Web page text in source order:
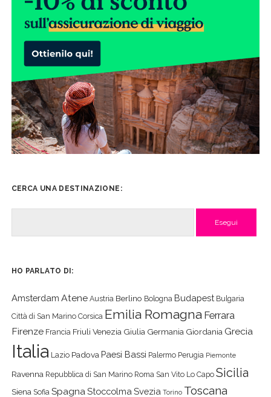
CERCA UNA DESTINAZIONE:
HO PARLATO DI:
Amsterdam Atene Austria Berlino Bologna Budapest Bulgaria
Città di San Marino Corsica Emilia Romagna Ferrara
Firenze Francia Friuli Venezia Giulia Germania Giordania Grecia
Italia Lazio Padova Paesi Bassi Palermo Perugia Piemonte
Ravenna Repubblica di San Marino Roma San Vito Lo Capo Sicilia
Siena Sofia SpagnaStoccolma Svezia Torino Toscana